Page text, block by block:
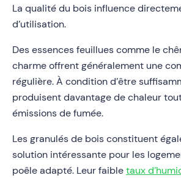
La qualité du bois influence
d’utilisation.
Des essences feuillues comme le
charme offrent généralement une
régulière. À condition d’être
produisent davantage de chaleur
émissions de fumée.
Les granulés de bois constituent
solution intéressante pour les
poêle adapté. Leur faibletaux